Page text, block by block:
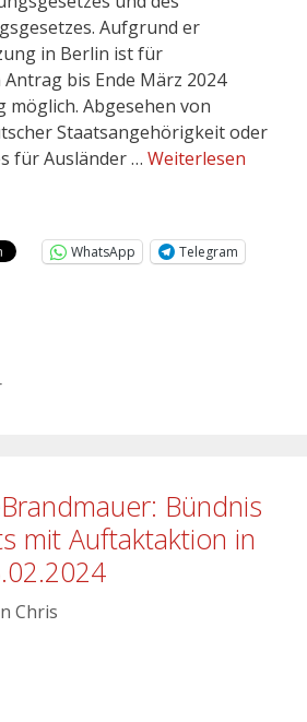
Aufgrund er
in Berlin ist für
bis Ende März 2024
Abgesehen von
Staatsangehörigkeit oder
für Ausländer … Weiterlesen
WhatsApp
Telegram
Bündnis
mit Auftaktaktion in
Chris